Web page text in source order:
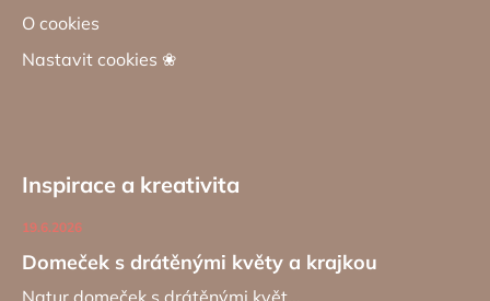
O cookies
Nastavit cookies ❀
Inspirace a kreativita
Domeček s drátěnými květy a krajkou
19.6.2026